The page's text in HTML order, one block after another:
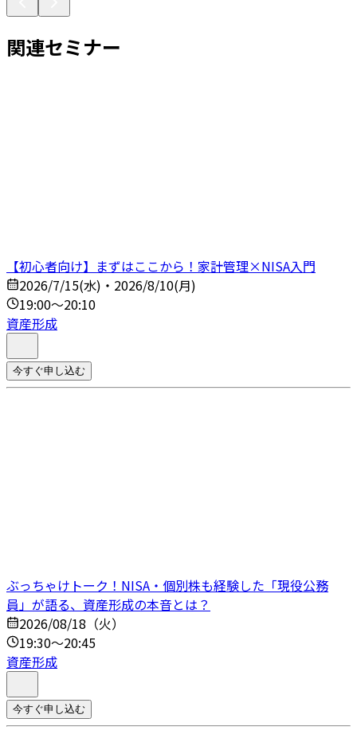
関連セミナー
【初心者向け】まずはここから！家計管理×NISA入門
2026/7/15(水)・2026/8/10(月)
19:00～20:10
資産形成
今すぐ申し込む
ぶっちゃけトーク！NISA・個別株も経験した「現役公務
員」が語る、資産形成の本音とは？
2026/08/18（火）
19:30～20:45
資産形成
今すぐ申し込む